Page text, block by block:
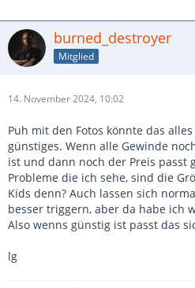
burned_destroyer
Mitglied
14. November 2024, 10:02
Puh mit den Fotos könnte das
günstiges. Wenn alle Gewinde
ist und dann noch der Preis passt
Probleme die ich sehe, sind die
Kids denn? Auch lassen sich
besser triggern, aber da habe ich
Also wenns günstig ist passt das
lg